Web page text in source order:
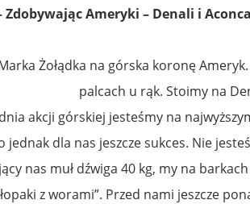
Zdobywając Ameryki – Denali i
Żołądka na górska koronę
palcach u rąk. Stoimy na
akcji górskiej jesteśmy na
jednak dla nas jeszcze sukces. Nie
nas muł dźwiga 40 kg, my na
z worami”. Przed nami jeszcze